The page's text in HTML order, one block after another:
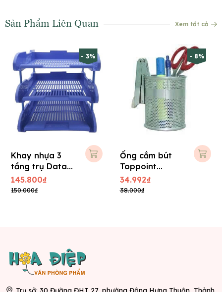
Sản Phẩm Liên Quan Xem tất cả
- 3%
Khay nhựa 3
tầng trụ Data
King
145.800₫
150.000₫
- 8%
Ống cắm bút
Toppoint
HY3155C
34.992₫
38.000₫